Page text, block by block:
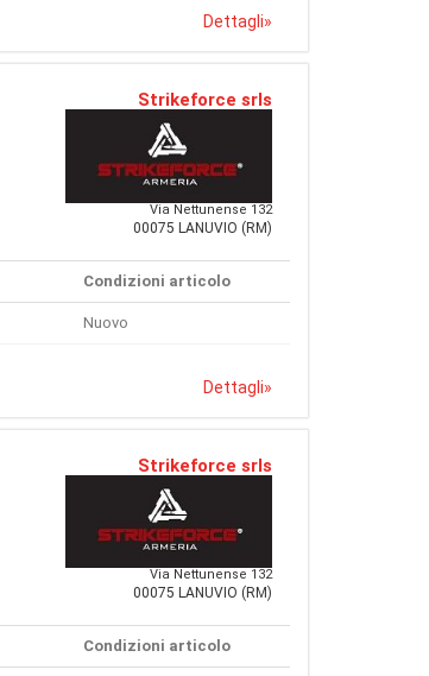
Dettagli»
Strikeforce srls
Via Nettunense 132
00075 LANUVIO (RM)
Condizioni articolo
Nuovo
Dettagli»
Strikeforce srls
Via Nettunense 132
00075 LANUVIO (RM)
Condizioni articolo